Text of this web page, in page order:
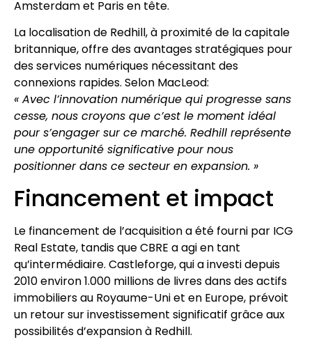
Amsterdam et Paris en tête.
La localisation de Redhill, à proximité de la capitale
britannique, offre des avantages stratégiques pour
des services numériques nécessitant des
connexions rapides. Selon MacLeod:
« Avec l’innovation numérique qui progresse sans
cesse, nous croyons que c’est le moment idéal
pour s’engager sur ce marché. Redhill représente
une opportunité significative pour nous
positionner dans ce secteur en expansion. »
Financement et impact
Le financement de l’acquisition a été fourni par ICG
Real Estate, tandis que CBRE a agi en tant
qu’intermédiaire. Castleforge, qui a investi depuis
2010 environ 1.000 millions de livres dans des actifs
immobiliers au Royaume-Uni et en Europe, prévoit
un retour sur investissement significatif grâce aux
possibilités d’expansion à Redhill.